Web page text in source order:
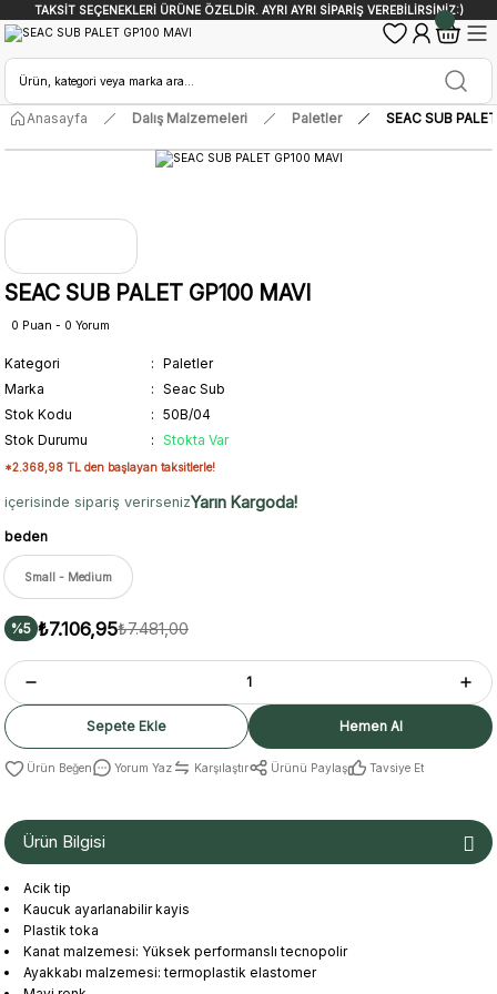
TAKSİT SEÇENEKLERİ ÜRÜNE ÖZELDİR. AYRI AYRI SİPARİŞ VEREBİLİRSİNİZ:)
Anasayfa Dalış Malzemeleri Paletler SEAC SUB
SEAC SUB PALET GP100 MAVI
0 Puan - 0 Yorum
Kategori
Paletler
Marka
Seac Sub
Stok Kodu
50B/04
Stok Durumu
Stokta Var
*2.368,98 TL den başlayan taksitlerle!
içerisinde sipariş verirsenizYarın Kargoda!
beden
Small - Medium
%5 ₺7.106,95₺7.481,00
Sepete Ekle Hemen Al
Yorum Yaz Karşılaştır Ürünü Paylaş Tavsiye Et
Ürün Bilgisi
Acik tip
Kaucuk ayarlanabilir kayis
Plastik toka
Kanat malzemesi: Yüksek performanslı tecnopolir
Ayakkabı malzemesi:termoplastik elastomer